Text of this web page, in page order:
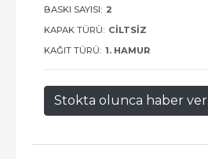
BASKI SAYISI: 2
KAPAK TÜRÜ: CILTSIZ
KAĞIT TÜRÜ: 1. HAMUR
Stokta olunca haber ver